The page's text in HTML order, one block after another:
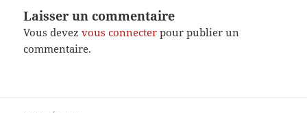
Laisser un commentaire
Vous devezvous connecter pour publier un
commentaire.